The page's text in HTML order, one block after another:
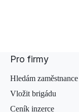
Pro firmy
Hledám zaměstnance
Vložit brigádu
Ceník inzerce